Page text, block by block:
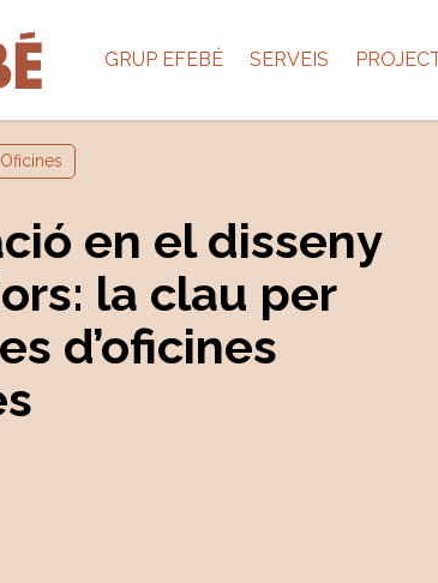
GRUP EFEBÉ SERVEIS
Oficines
en el disseny
la clau per
d’oficines